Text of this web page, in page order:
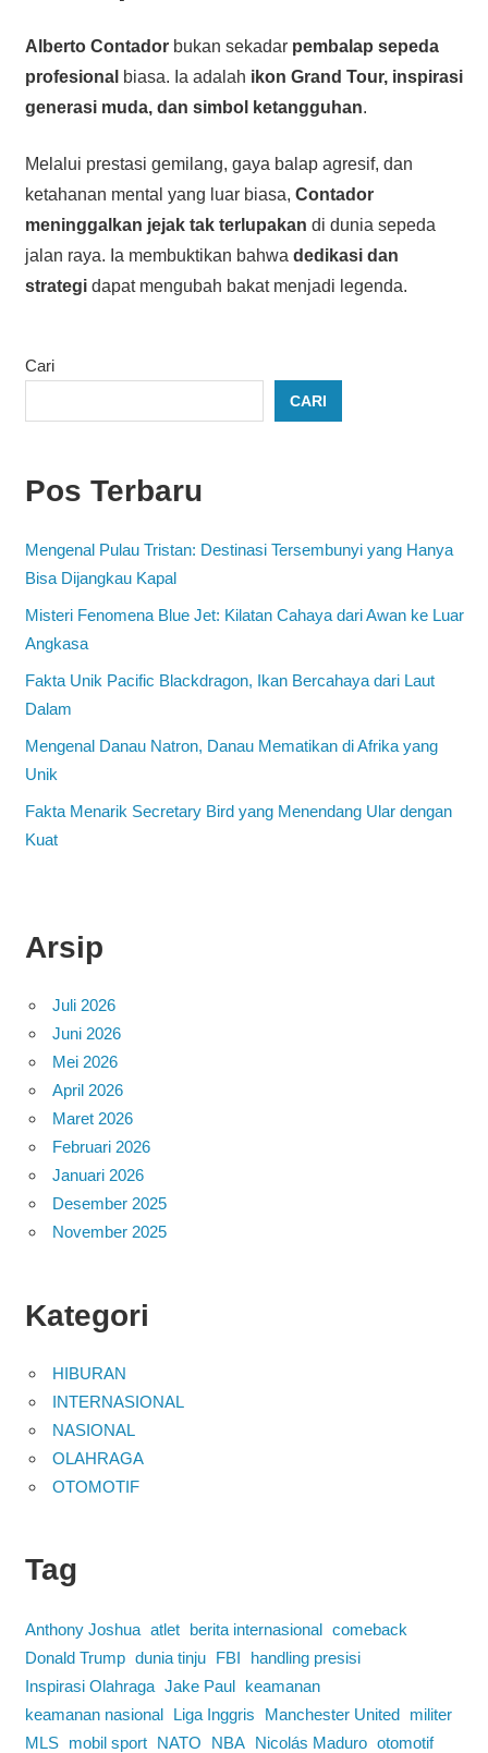
Alberto Contadorbukan sekadar pembalap sepeda
profesional biasa. Ia adalah ikon Grand Tour, inspirasi
generasi muda, dan simbol ketangguhan.
Melalui prestasi gemilang, gaya balap agresif, dan
ketahanan mental yang luar biasa, Contador
meninggalkan jejak tak terlupakan di dunia sepeda
jalan raya. Ia membuktikan bahwa dedikasi dan
strategidapat mengubah bakat menjadi legenda.
Cari
CARI
Pos Terbaru
Mengenal Pulau Tristan: Destinasi Tersembunyi yang Hanya
Bisa Dijangkau Kapal
Misteri Fenomena Blue Jet: Kilatan Cahaya dari Awan ke Luar
Angkasa
Fakta Unik Pacific Blackdragon, Ikan Bercahaya dari Laut
Dalam
Mengenal Danau Natron, Danau Mematikan di Afrika yang
Unik
Fakta Menarik Secretary Bird yang Menendang Ular dengan
Kuat
Arsip
Juli 2026
Juni 2026
Mei 2026
April 2026
Maret 2026
Februari 2026
Januari 2026
Desember 2025
November 2025
Kategori
HIBURAN
INTERNASIONAL
NASIONAL
OLAHRAGA
OTOMOTIF
Tag
Anthony Joshua atlet berita internasional comeback
Donald Trump dunia tinju FBI
handling presisi
Inspirasi Olahraga Jake Paul
keamanan
keamanan nasional
Liga Inggris Manchester United
militer
MLS
mobil sport NATO NBA Nicolás Maduro otomotif